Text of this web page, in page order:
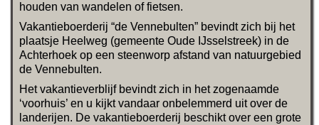
houden van wandelen of fietsen.
Vakantieboerderij “de Vennebulten” bevindt zich bij het
plaatsje Heelweg (gemeente Oude IJsselstreek) in de
Achterhoek op een steenworp afstand van natuurgebied
de Vennebulten.
Het vakantieverblijf bevindt zich in het zogenaamde
‘voorhuis’ en u kijkt vandaar onbelemmerd uit over de
landerijen. De vakantieboerderij beschikt over een grote